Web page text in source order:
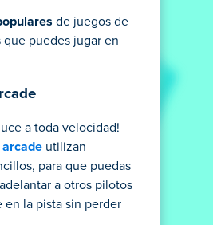
de juegos de
que puedes jugar en
a toda velocidad!
arcade utilizan
para que puedas
a otros pilotos
en la pista sin perder